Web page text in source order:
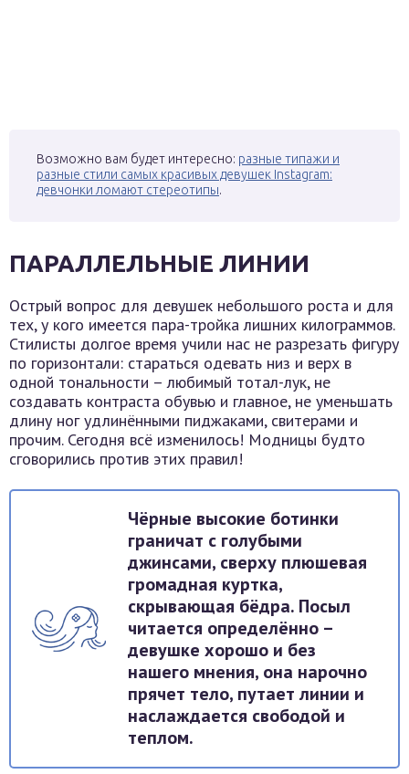
Возможно вам будет интересно: разные типажи и
разные стили самых красивых девушек Instagram:
девчонки ломают стереотипы.
ПАРАЛЛЕЛЬНЫЕ ЛИНИИ
Острый вопрос для девушек небольшого роста и для
тех, у кого имеется пара-тройка лишних килограммов.
Стилисты долгое время учили нас не разрезать фигуру
по горизонтали: стараться одевать низ и верх в
одной тональности – любимый тотал-лук, не
создавать контраста обувью и главное, не уменьшать
длину ног удлинёнными пиджаками, свитерами и
прочим. Сегодня всё изменилось! Модницы будто
сговорились против этих правил!
Чёрные высокие ботинки
граничат с голубыми
джинсами, сверху плюшевая
громадная куртка,
скрывающая бёдра. Посыл
читается определённо –
девушке хорошо и без
нашего мнения, она нарочно
прячет тело, путает линии и
наслаждается свободой и
теплом.